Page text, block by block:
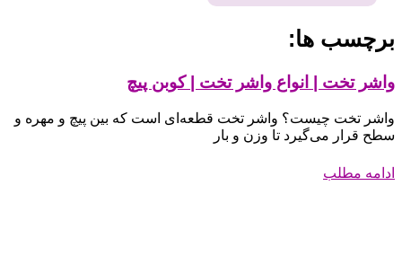
برچسب ها:
واشر تخت | انواع واشر تخت | کوبن پیچ
واشر تخت چیست؟ واشر تخت قطعه‌ای است که بین پیچ و مهره و
سطح قرار می‌گیرد تا وزن و بار
ادامه مطلب